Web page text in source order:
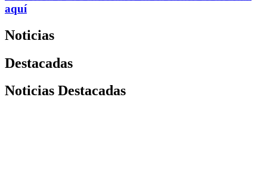
aquí
Noticias
Destacadas
Noticias Destacadas